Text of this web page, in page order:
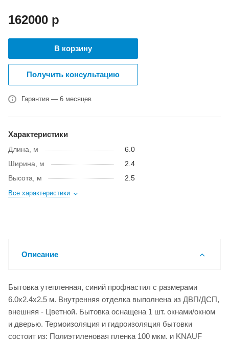
162000 р
В корзину
Получить консультацию
Гарантия — 6 месяцев
Характеристики
Длина, м
6.0
Ширина, м
2.4
Высота, м
2.5
Все характеристики
Описание
Бытовка утепленная, синий профнастил с размерами
6.0x2.4x2.5 м. Внутренняя отделка выполнена из ДВП/ДСП,
внешняя - Цветной. Бытовка оснащена 1 шт. окнами/окном
и дверью. Термоизоляция и гидроизоляция бытовки
состоит из: Полиэтиленовая пленка 100 мкм. и KNAUF